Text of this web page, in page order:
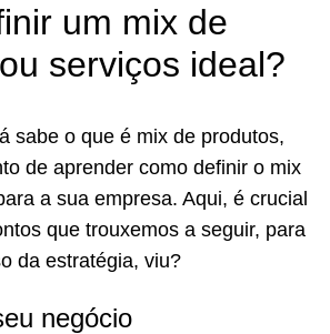
um mix de
serviços ideal?
sabe o que é mix de produtos,
de aprender como definir o mix
a sua empresa. Aqui, é crucial
que trouxemos a seguir, para
da estratégia, viu?
negócio